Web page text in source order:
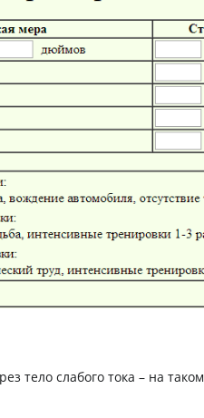
тело слабого тока – на